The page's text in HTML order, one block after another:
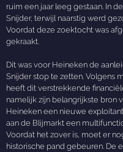
ruim een jaar leeg gestaan. In
Snijder, terwijl naarstig werd
Voordat deze zoektocht was
gekraakt.
Dit was voor Heineken de
Snijder stop te zetten. Volgens
heeft dit verstrekkende
namelijk zijn belangrijkste bron
Heineken een nieuwe
aan de Blijmarkt een
Voordat het zover is, moet er
historische pand gebeuren. De